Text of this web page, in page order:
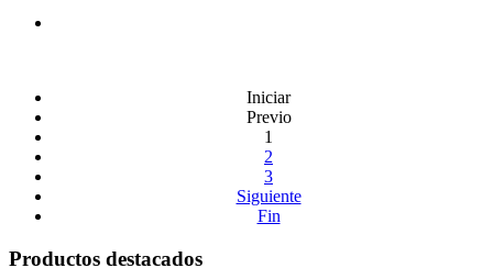
Iniciar
Previo
1
2
3
Siguiente
Fin
Productos destacados